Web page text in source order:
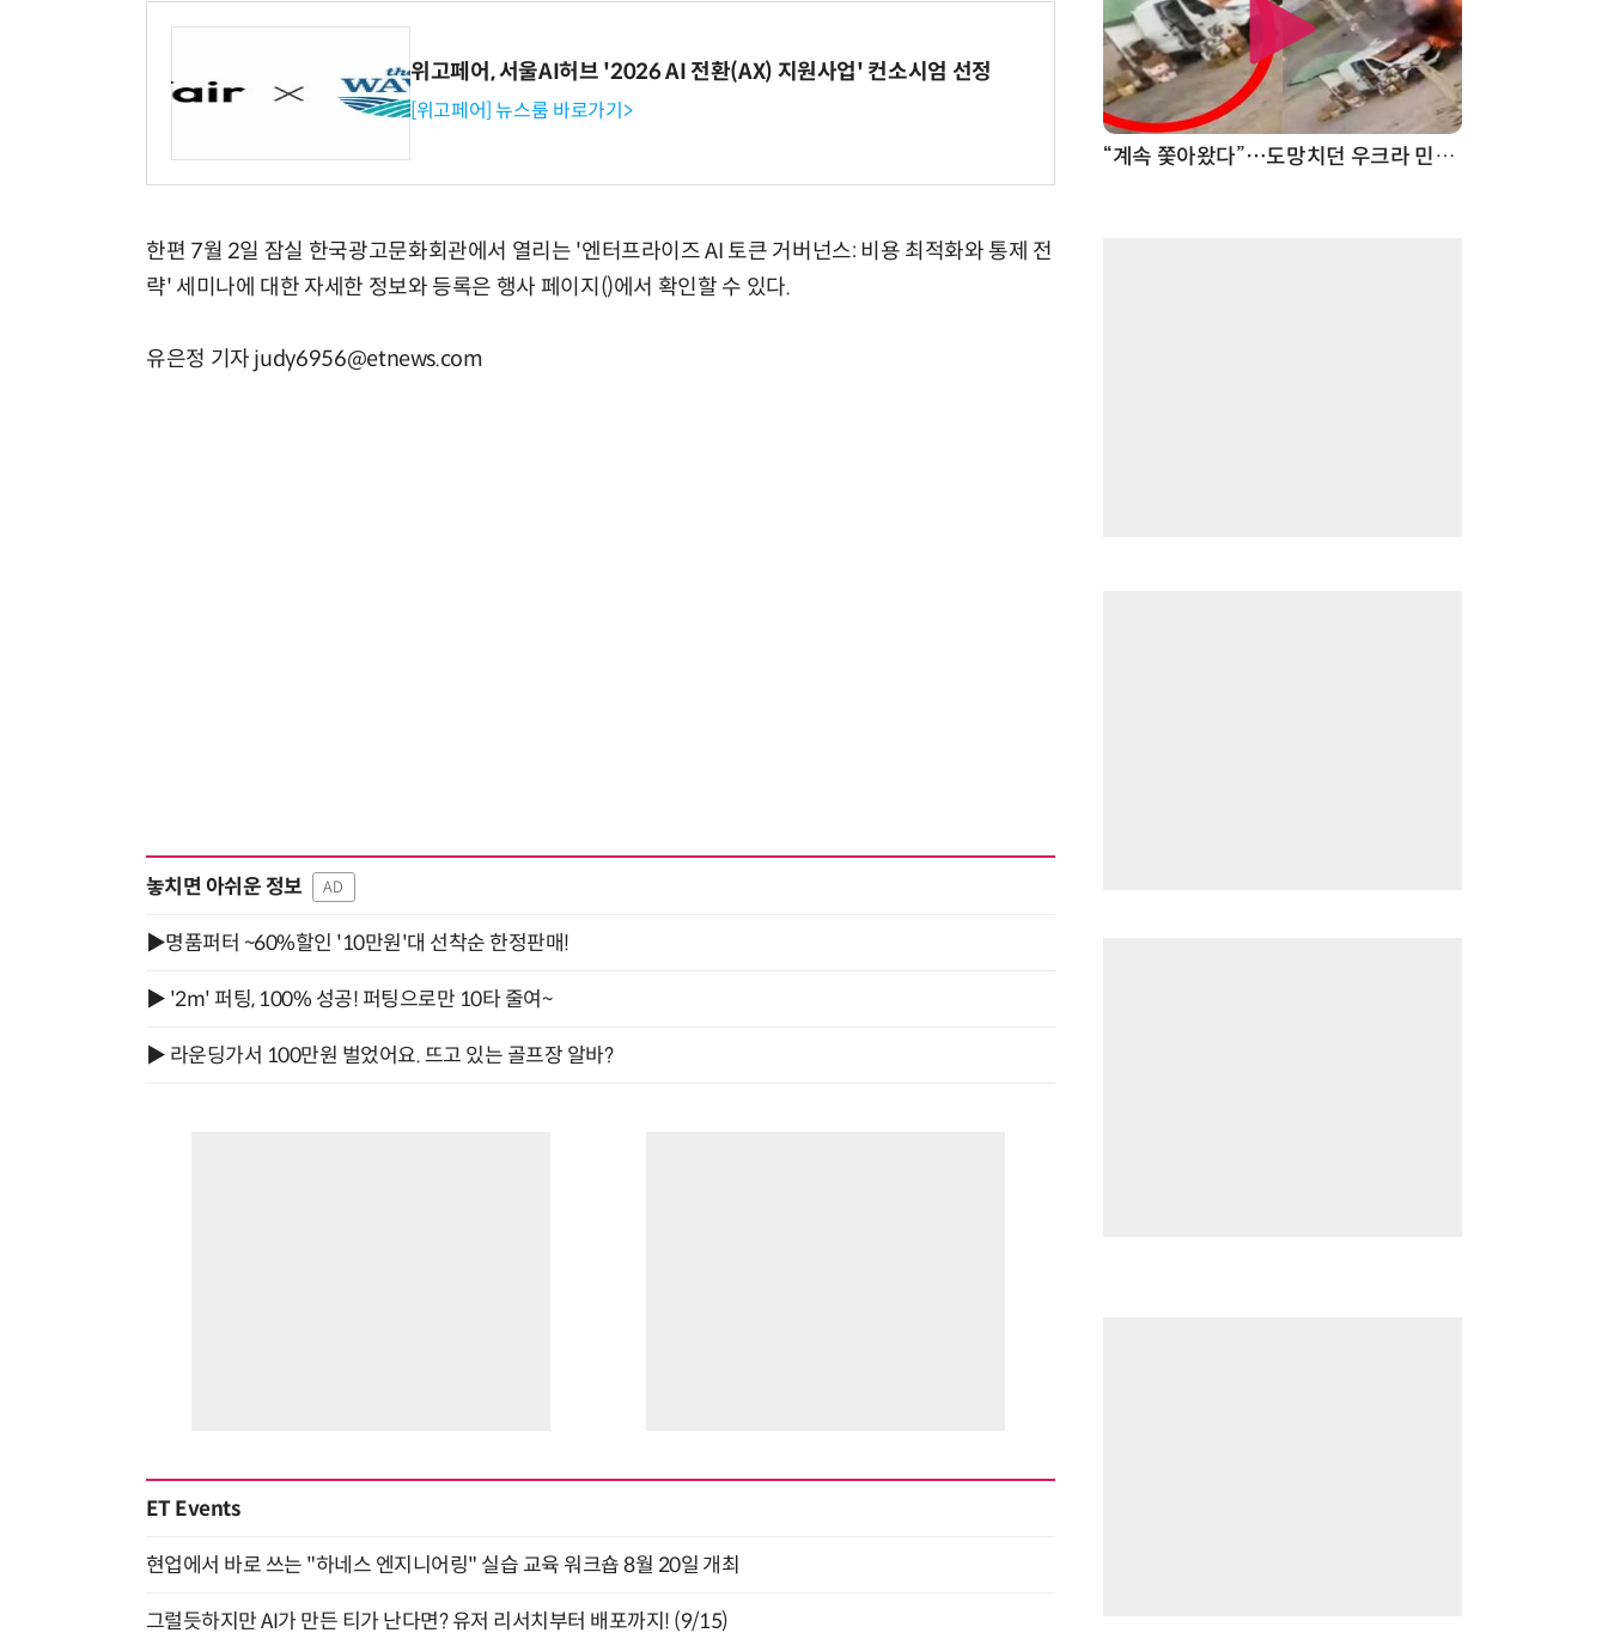
위고페어, 서울AI허브 '2026 AI 전환(AX) 지원사업' 컨소시엄 선정
[위고페어] 뉴스룸 바로가기>
한편 7월 2일 잠실 한국광고문화회관에서 열리는 '엔터프라이즈 AI 토큰 거버넌스: 비용 최적화와 통제 전
략' 세미나에 대한 자세한 정보와 등록은 행사 페이지()에서 확인할 수 있다.
유은정 기자 judy6956@etnews.com
놓치면 아쉬운 정보 AD
▶명품퍼터 ~60%할인 '10만원'대 선착순 한정판매!
▶ '2m' 퍼팅, 100% 성공! 퍼팅으로만 10타 줄여~
▶ 라운딩가서 100만원 벌었어요. 뜨고 있는 골프장 알바?
ET Events
현업에서 바로 쓰는 "하네스 엔지니어링" 실습 교육 워크숍 8월 20일 개최
그럴듯하지만 AI가 만든 티가 난다면? 유저 리서치부터 배포까지! (9/15)
“계속 쫓아왔다”…도망치던 우크라 민간인 공격한 러 자폭 드론